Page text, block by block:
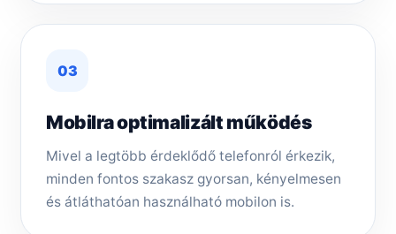
03
Mobilra optimalizált működés
Mivel a legtöbb érdeklődő telefonról érkezik,
minden fontos szakasz gyorsan, kényelmesen
és átláthatóan használható mobilon is.